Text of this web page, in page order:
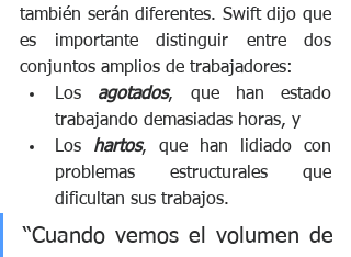
también serán diferentes. Swift dijo que
es importante distinguir entre dos
conjuntos amplios de trabajadores:
Los agotados, que han estado
trabajando demasiadas horas, y
Los hartos, que han lidiado con
problemas estructurales que
dificultan sus trabajos.
“Cuando vemos el volumen de